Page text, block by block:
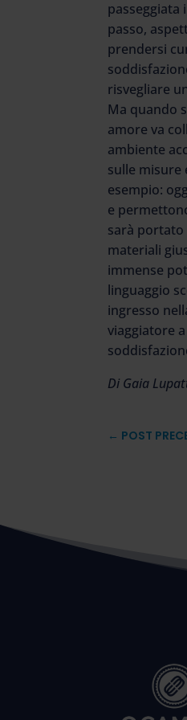
passeggiata
passo,
prendersi
risvegliare
Ma quando
amore va
ambiente
sulle misure
esempio:
e
sarà portato
materiali
immense
linguaggio
ingresso
viaggiatore
Di Gaia
← POST